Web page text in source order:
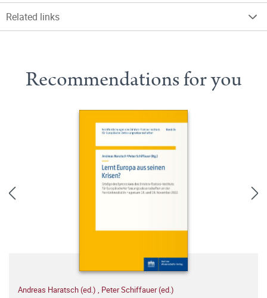
Related links
Recommendations for you
Andreas Haratsch (ed.) , Peter Schiffauer (ed.)